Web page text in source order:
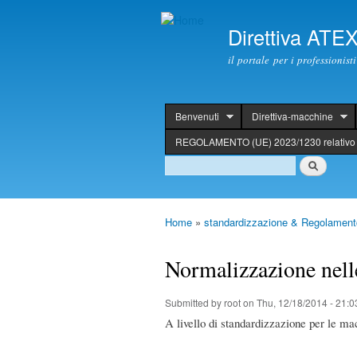
Direttiva
il portale per i
header
Benvenuti Direttiva-macchine
REGOLAMENTO (UE) 2023/1230
Search
Search
Home » standardizzazione &
Normalizzazione
Submitted byrooton Thu, 12/18/2014 -
A livello di standardizzazione per le